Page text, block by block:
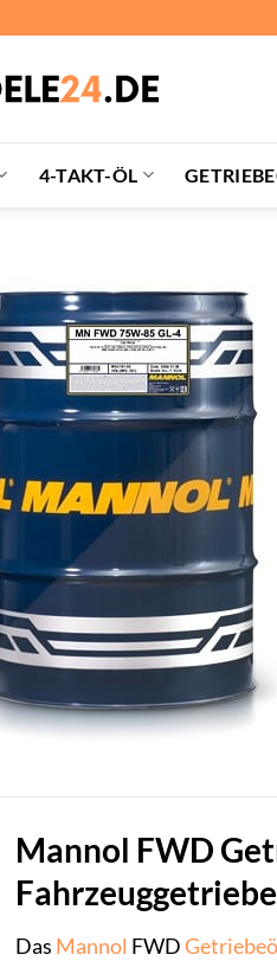
4-TAKT-ÖL
Mannol FWD
Fahrzeuggetriebe
Das Mannol FWD